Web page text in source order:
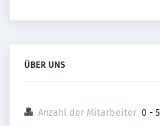
ÜBER UNS
Anzahl der Mitarbeiter 0 -